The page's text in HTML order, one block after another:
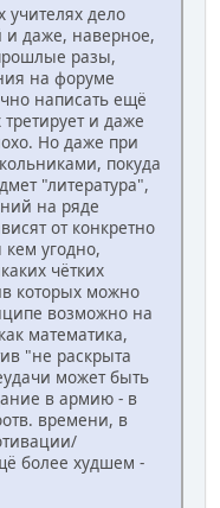
учителях дело
и даже, наверное,
разы,
на форуме
написать ещё
и даже
Но даже при
покуда
"литература",
на ряде
от конкретно
кем угодно,
чётких
которых можно
возможно на
математика,
"не раскрыта
может быть
в армию - в
времени, в
более худшем -